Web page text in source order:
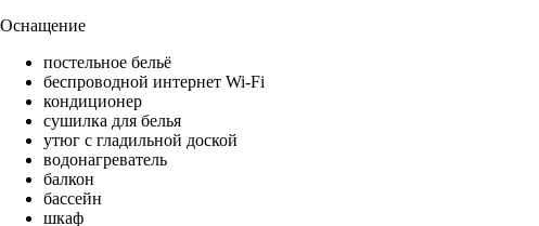
Оснащение
постельное бельё
беспроводной интернет Wi-Fi
кондиционер
сушилка для белья
утюг с гладильной доской
водонагреватель
балкон
бассейн
шкаф